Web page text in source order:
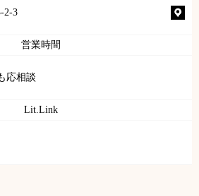
2-3
営業時間
応相談
Lit.Link